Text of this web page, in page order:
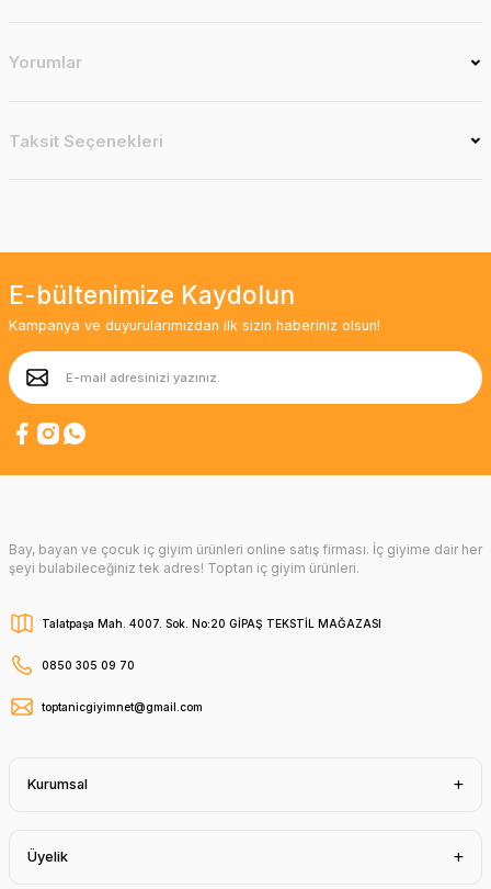
Yorumlar
Taksit Seçenekleri
E-bültenimize Kaydolun
Kampanya ve duyurularımızdan ilk sizin haberiniz olsun!
Bay, bayan ve çocuk iç giyim ürünleri online satış firması. İç giyime dair her
şeyi bulabileceğiniz tek adres! Toptan iç giyim ürünleri.
Talatpaşa Mah. 4007. Sok. No:20 GİPAŞ TEKSTİL MAĞAZASI
0850 305 09 70
toptanicgiyimnet@gmail.com
Kurumsal
Üyelik